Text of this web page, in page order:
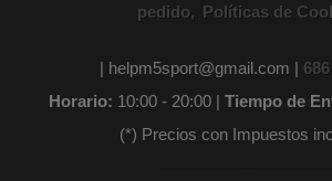
pedido
Políticas de
| helpm5sport@gmail.com |
Horario: 10:00 - 20:00 | Tiempo de
(*) Precios con Impuestos